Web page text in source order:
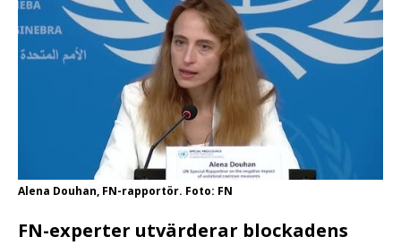
Alena Douhan, FN-rapportör. Foto: FN
FN-experter utvärderar blockadens